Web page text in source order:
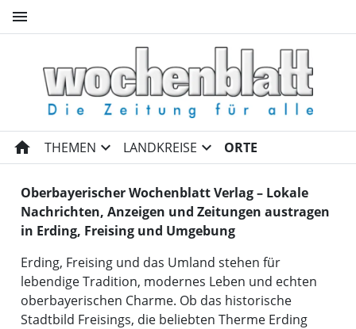
menu
Wochenblatt Freising und
home THEMEN expand_more LANDKREISE expand_more ORTE
Oberbayerischer Wochenblatt Verlag – Lokale
Nachrichten, Anzeigen und Zeitungen austragen
in Erding, Freising und Umgebung
Erding, Freising und das Umland stehen für
lebendige Tradition, modernes Leben und echten
oberbayerischen Charme. Ob das historische
Stadtbild Freisings, die beliebten Therme Erding